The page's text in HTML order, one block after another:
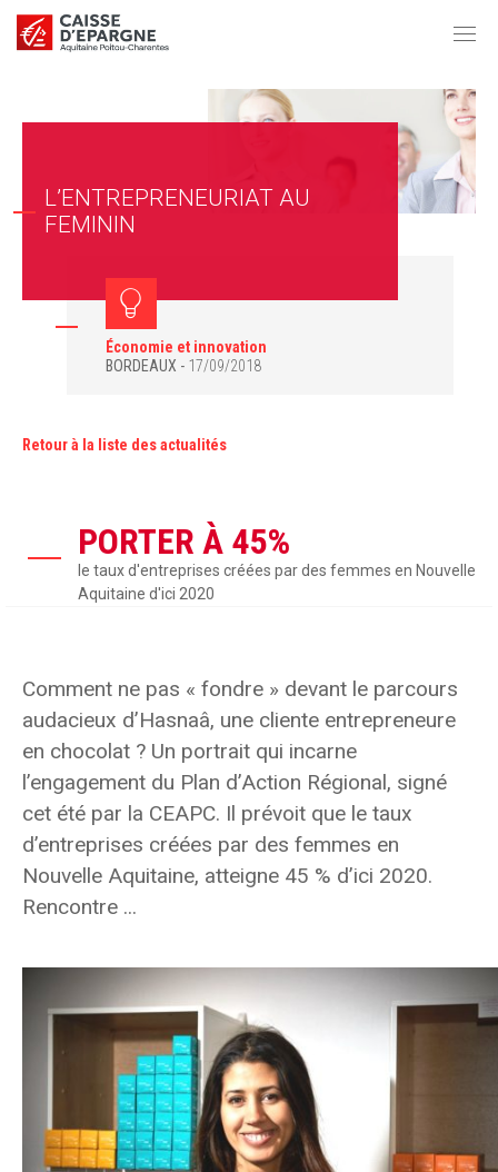
L’ENTREPRENEURIAT AU
FEMININ
Économie et innovation
BORDEAUX
17/09/2018
Retour à la liste des actualités
Comment ne pas « fondre » devant le parcours
audacieux d’Hasnaâ, une cliente entrepreneure
en chocolat ? Un portrait qui incarne
l’engagement du Plan d’Action Régional, signé
cet été par la CEAPC. Il prévoit que le taux
d’entreprises créées par des femmes en
Nouvelle Aquitaine, atteigne 45 % d’ici 2020.
Rencontre ...
PORTER À 45%
le taux d'entreprises créées par des femmes en Nouvelle
Aquitaine d'ici 2020